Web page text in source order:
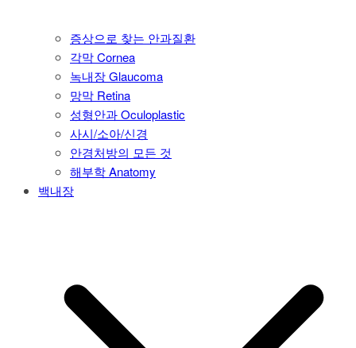
증상으로 찾는 안과질환
각막 Cornea
녹내장 Glaucoma
망막 Retina
성형안과 Oculoplastic
사시/소아/신경
안경처방의 모든 것
해부학 Anatomy
백내장